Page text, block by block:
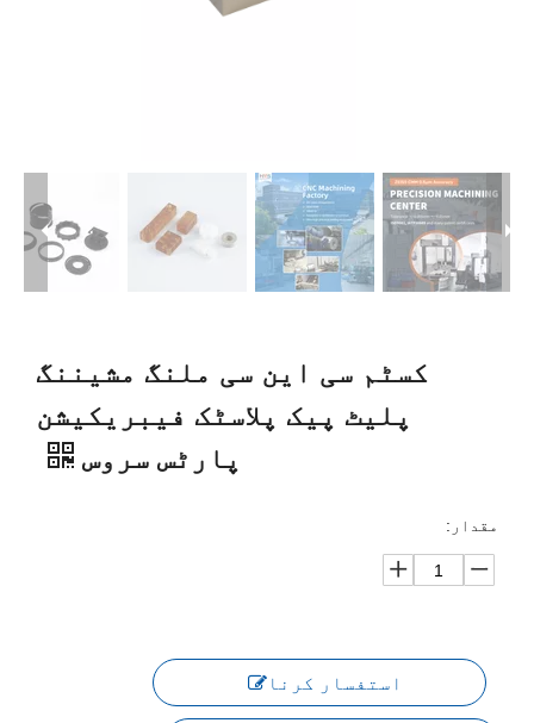
کسٹم سی این سی ملنگ مشیننگ
پلیٹ پیک پلاسٹک فیبریکیشن
پارٹس سروس
مقدار:
استفسار کرنا